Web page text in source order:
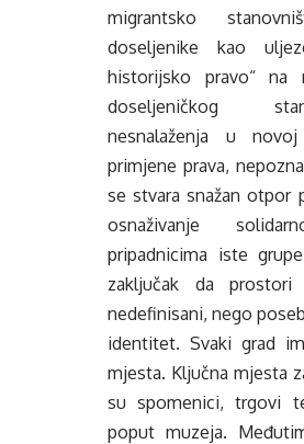
migrantsko
doseljenike kao
historijsko pravo“
doseljeničkog
nesnalaženja u
primjene prava,
se stvara snažan otpor
osnaživanje
pripadnicima iste
zaključak da
nedefinisani, nego
identitet. Svaki grad
mjesta. Ključna mjesta
su spomenici, trgovi
poput muzeja.